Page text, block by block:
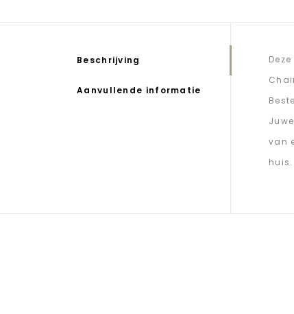
Beschrijving
Aanvullende informatie
van
huis.